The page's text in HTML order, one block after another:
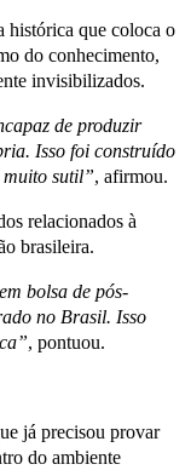
histórica que coloca o
do conhecimento,
invisibilizados.
de produzir
Isso foi construído
muito sutil”, afirmou.
relacionados à
brasileira.
bolsa de pós-
no Brasil. Isso
, pontuou.
já precisou provar
do ambiente